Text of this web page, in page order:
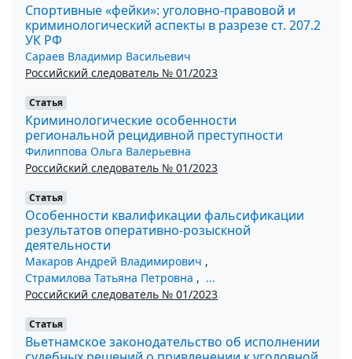
Спортивные «фейки»: уголовно-правовой и
криминологический аспекты в разрезе ст. 207.2
УК РФ
Сараев Владимир Васильевич
Российский следователь № 01/2023
Статья
Криминологические особенности
региональной рецидивной преступности
Филиппова Ольга Валерьевна
Российский следователь № 01/2023
Статья
Особенности квалификации фальсификации
результатов оперативно-розыскной
деятельности
Макаров Андрей Владимирович ,
Страмилова Татьяна Петровна , ...
Российский следователь № 01/2023
Статья
Вьетнамское законодательство об исполнении